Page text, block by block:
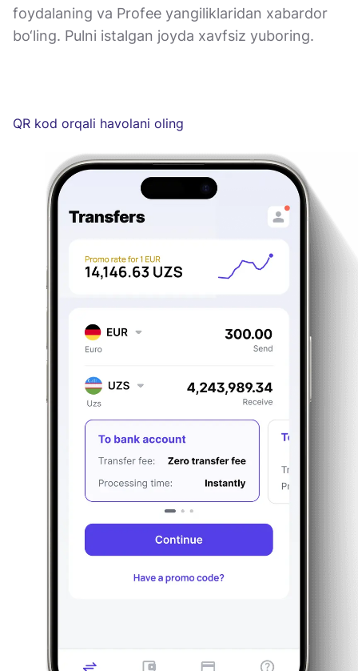
foydalaning va Profee yangiliklaridan xabardor
bo‘ling. Pulni istalgan joyda xavfsiz yuboring.
QR kod orqali havolani oling